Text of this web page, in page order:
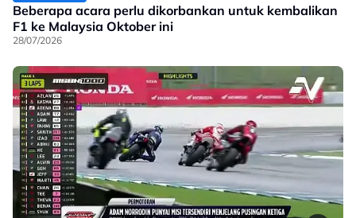
Beberapa acara perlu dikorbankan untuk kembalikan
F1 ke Malaysia Oktober ini
28/07/2026